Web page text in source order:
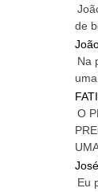
de
Na
O
Eu